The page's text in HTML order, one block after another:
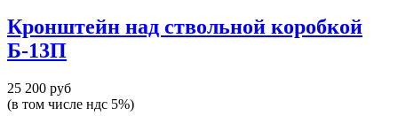
Кронштейн над ствольной коробкой
Б-13П
25 200 руб
(в том числе ндс 5%)